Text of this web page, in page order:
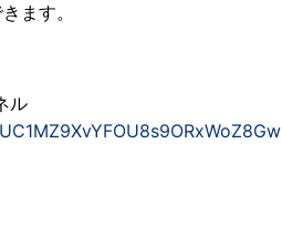
ます。
ル